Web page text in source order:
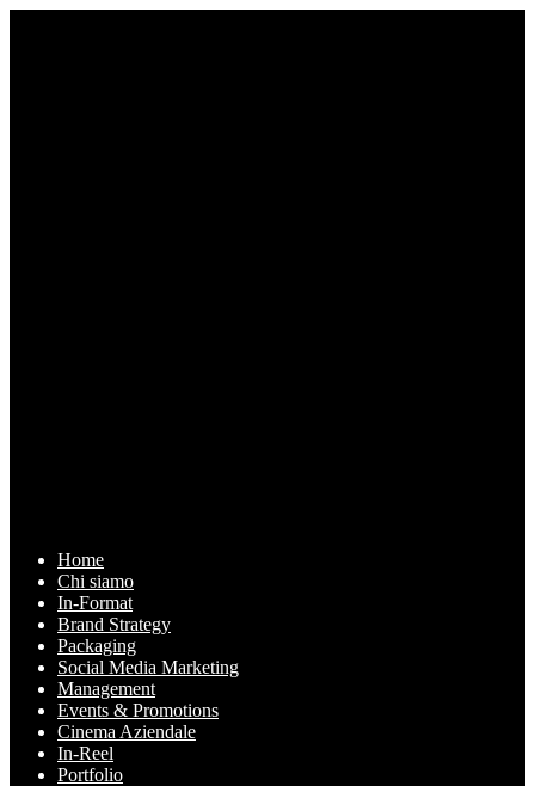
Home
Chi siamo
In-Format
Brand Strategy
Packaging
Social Media Marketing
Management
Events & Promotions
Cinema Aziendale
In-Reel
Portfolio